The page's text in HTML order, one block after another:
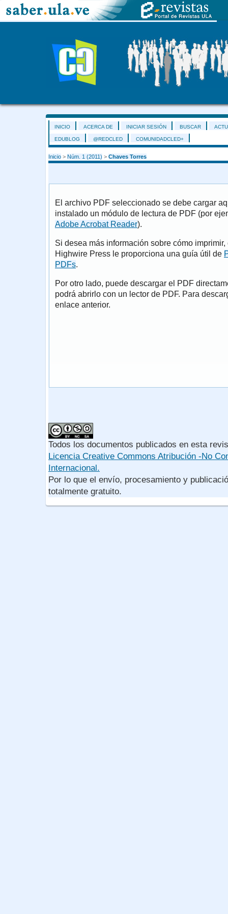
INICIO ACERCA DE INICIAR SESIÓN BUSCAR
EDUBLOG @REDCLED COMUNIDADCLED+
Inicio > Núm. 1 (2011) > Chaves Torres
El archivo PDF seleccionado se debe cargar
instalado un módulo de lectura de PDF (por
Adobe Acrobat Reader).
Si desea más información sobre cómo
Highwire Press le proporciona una guía útil de
PDFs.
Por otro lado, puede descargar el PDF
podrá abrirlo con un lector de PDF. Para
enlace anterior.
Todos los documentos publicados en esta
Licencia Creative Commons Atribución -No
Internacional.
Por lo que el envío, procesamiento y
totalmente gratuito.